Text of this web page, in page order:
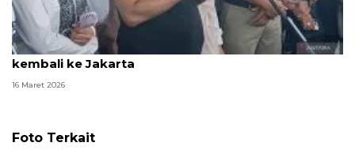
Gubernur Jateng minta pemudik tak ajak kerabat
kembali ke Jakarta
16 Maret 2026
Foto Terkait